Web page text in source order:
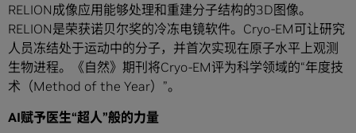
RELION成像应用能够处理和重建分子结构的3D图像。
RELION是荣获诺贝尔奖的冷冻电镜软件。Cryo-EM可让研究
人员冻结处于运动中的分子，并首次实现在原子水平上观测
生物进程。《自然》期刊将Cryo-EM评为科学领域的“年度技
术（Method of the Year）”。
AI赋予医生“超人”般的力量